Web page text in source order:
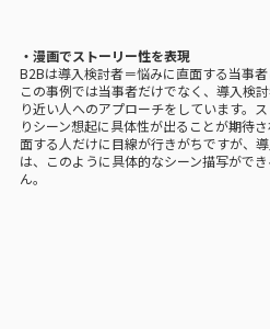
・漫画でストーリー性を表現
B2Bは導入検討者＝悩みに直面する当事者
この事例では当事者だけでなく、導入検
り近い人へのアプローチをしています。
りシーン想起に具体性が出ることが期待
面する人だけに目線が行きがちですが、
は、このように具体的なシーン描写がで
ん。